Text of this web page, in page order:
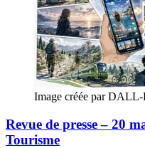
Image créée par DALL-
Revue de presse – 20
Tourisme